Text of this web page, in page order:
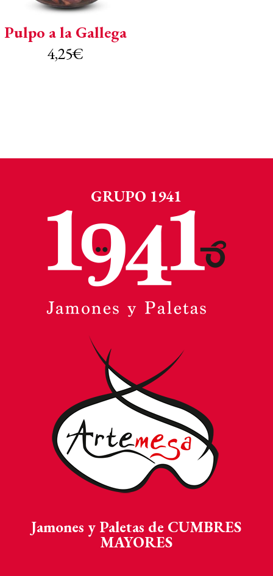
Pulpo a la Gallega
4,25€
GRUPO 1941
Jamones y Paletas de CUMBRES
MAYORES